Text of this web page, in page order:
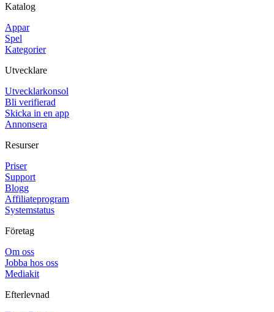
Katalog
Appar
Spel
Kategorier
Utvecklare
Utvecklarkonsol
Bli verifierad
Skicka in en app
Annonsera
Resurser
Priser
Support
Blogg
Affiliateprogram
Systemstatus
Företag
Om oss
Jobba hos oss
Mediakit
Efterlevnad